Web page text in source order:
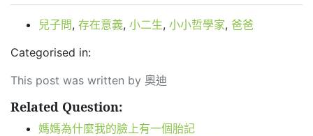
兒子問, 存在意義, 小二生, 小小哲學家, 爸爸
Categorised in:
This post was written by 奧迪
Related Question:
媽媽為什麼我的臉上有一個胎記